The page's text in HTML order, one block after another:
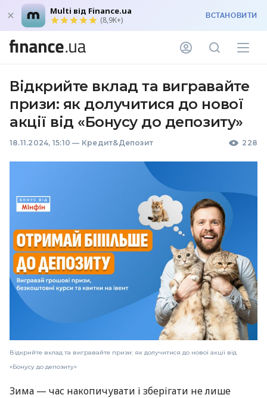
Multi від Finance.ua
(8,9K+) ВСТАНОВИТИ
Відкрийте вклад та вигравайте
призи: як долучитися до нової
акції від «Бонусу до депозиту»
18.11.2024, 15:10 — Кредит&Депозит 228
Відкрийте вклад та вигравайте призи: як долучитися до нової акції від
«Бонусу до депозиту»
Зима — час накопичувати і зберігати не лише